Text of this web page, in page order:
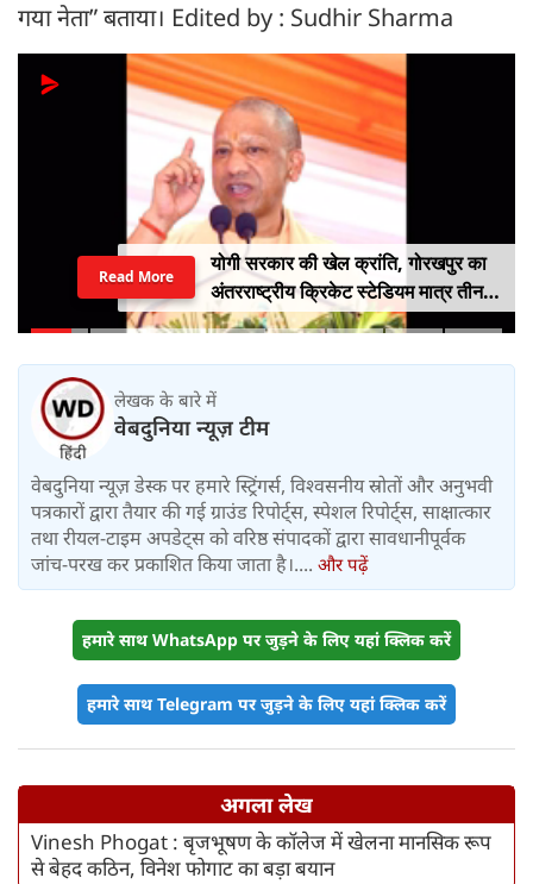
गया नेता” बताया। Edited by : Sudhir Sharma
योगी सरकार की खेल क्रांति, गोरखपुर का
अंतरराष्ट्रीय क्रिकेट स्टेडियम मात्र तीन
महीने में लगभग 20% तैयार
Read More
लेखक के बारे में
वेबदुनिया न्यूज़ टीम
वेबदुनिया न्यूज़ डेस्क पर हमारे स्ट्रिंगर्स, विश्वसनीय स्रोतों और अनुभवी
पत्रकारों द्वारा तैयार की गई ग्राउंड रिपोर्ट्स, स्पेशल रिपोर्ट्स, साक्षात्कार
तथा रीयल-टाइम अपडेट्स को वरिष्ठ संपादकों द्वारा सावधानीपूर्वक
जांच-परख कर प्रकाशित किया जाता है।.... और पढ़ें
हमारे साथ WhatsApp पर जुड़ने के लिए यहां क्लिक करें
हमारे साथ Telegram पर जुड़ने के लिए यहां क्लिक करें
अगला लेख
Vinesh Phogat : बृजभूषण के कॉलेज में खेलना मानसिक रूप
से बेहद कठिन, विनेश फोगाट का बड़ा बयान